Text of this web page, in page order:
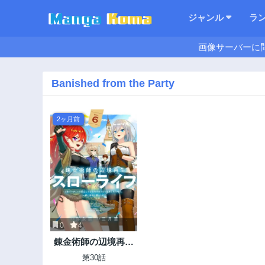
ジャンル ラ
画像サーバーに
Banished from the Party
2ヶ月前
0 4
錬金術師の辺境再生
スローライフ～S級パ
第30話